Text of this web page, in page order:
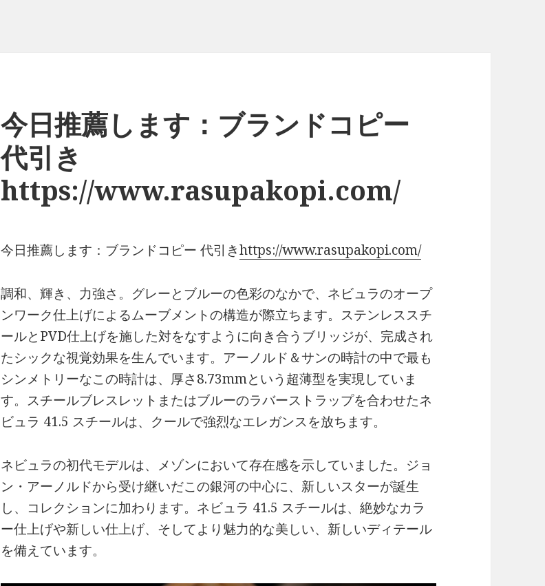
今日推薦します：ブランドコピー
代引き
https://www.rasupakopi.com/
今日推薦します：ブランドコピー 代引きhttps://www.rasupakopi.com/
調和、輝き、力強さ。グレーとブルーの色彩のなかで、ネビュラのオープ
ンワーク仕上げによるムーブメントの構造が際立ちます。ステンレススチ
ールとPVD仕上げを施した対をなすように向き合うブリッジが、完成され
たシックな視覚効果を生んでいます。アーノルド＆サンの時計の中で最も
シンメトリーなこの時計は、厚さ8.73mmという超薄型を実現していま
す。スチールブレスレットまたはブルーのラバーストラップを合わせたネ
ビュラ 41.5 スチールは、クールで強烈なエレガンスを放ちます。
ネビュラの初代モデルは、メゾンにおいて存在感を示していました。ジョ
ン・アーノルドから受け継いだこの銀河の中心に、新しいスターが誕生
し、コレクションに加わります。ネビュラ 41.5 スチールは、絶妙なカラ
ー仕上げや新しい仕上げ、そしてより魅力的な美しい、新しいディテール
を備えています。